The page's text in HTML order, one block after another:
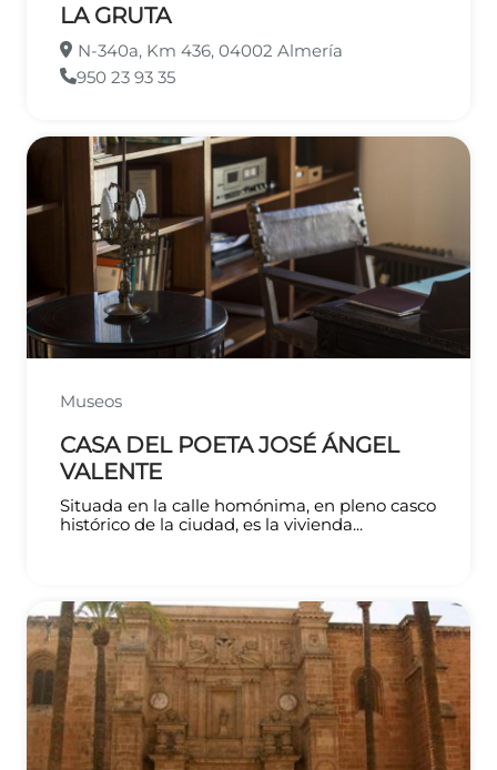
LA GRUTA
N-340a, Km 436, 04002 Almería
950 23 93 35
Museos
CASA DEL POETA JOSÉ ÁNGEL
VALENTE
Situada en la calle homónima, en pleno casco
histórico de la ciudad, es la vivienda...